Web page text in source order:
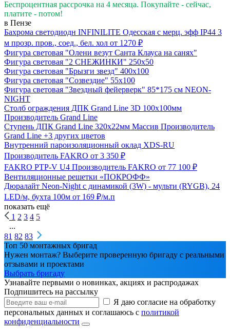
Беспроцентная рассрочка на 4 месяца. Покупайте - сейчас,
платите - потом!
в Пензе
Бахрома светодиодн INFINILITE Одесская с мерц. эфф IP44 3
м прозр. пров., соед., бел. хол от 1270 ₽
Фигура световая "Олени везут Санта Клауса на санях"
Фигура световая "2 СНЕЖИНКИ" 250х50
Фигура световая "Брызги звезд" 400х100
Фигура световая "Созвездие" 55х100
Фигура световая "Звездный фейерверк" 85*175 см NEON-
NIGHT
Столб ограждения ДПК Grand Line 3D 100х100мм
Производитель Grand Line
Ступень ДПК Grand Line 320х22мм Массив Производитель
Grand Line +3 других цветов
Внутренний пароизоляционный оклад XDS-RU
Производитель FAKRO от 3 350 ₽
FAKRO PTP-V U4 Производитель FAKRO от 77 100 ₽
Вентиляционные решетки «ПОКРОФФ»
Дюралайт Neon-Night с динамикой (3W) - мульти (RYGB), 24
LED/м, бухта 100м от 169 ₽/м.п
показать ещё
1 2 3 4 5
...
81 82 83
Топ 50 монтажных бригад
Нужен монтаж? Выберите проверенную бригаду с реальными
отзывами и проектами
Выбрать бригаду
Узнавайте первыми о новинках, акциях и распродажах
Подпишитесь на рассылку
Я даю согласие на обработку
персональных данных и соглашаюсь с политикой
конфиденциальности